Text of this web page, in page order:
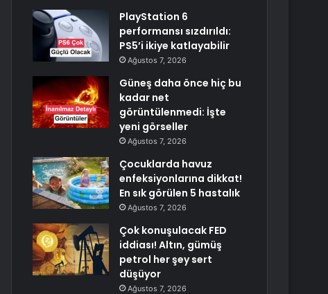
PlayStation 6
performansı sızdırıldı:
PS5’i ikiye katlayabilir
Ağustos 7, 2026
Güneş daha önce hiç bu
kadar net
görüntülenmedi: İşte
yeni görseller
Ağustos 7, 2026
Çocuklarda havuz
enfeksiyonlarına dikkat!
En sık görülen 5 hastalık
Ağustos 7, 2026
Çok konuşulacak FED
iddiası! Altın, gümüş
petrol her şey sert
düşüyor
Ağustos 7, 2026